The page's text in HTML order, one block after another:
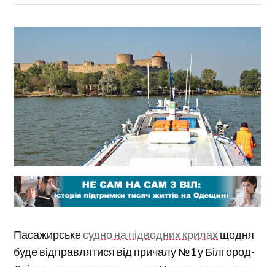
Пасажирськесудно на підводних крилахщодня
буде відправлятися від причалу №1 у Білгород-